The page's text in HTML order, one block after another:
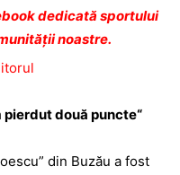
dedicată sportului
noastre.
pierdut două puncte“
din Buzău a fost